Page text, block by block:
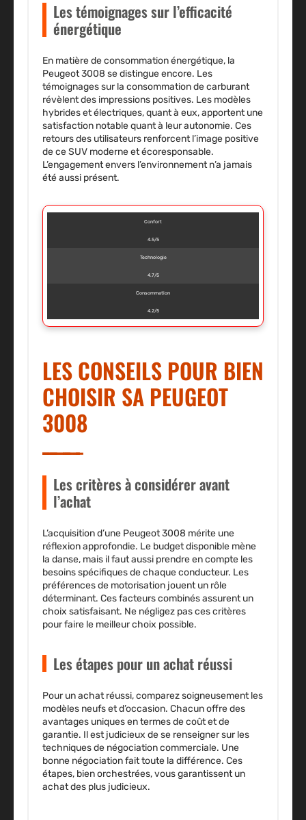
Les témoignages sur l’efficacité
énergétique
En matière de consommation énergétique, la
Peugeot 3008 se distingue encore. Les
témoignages sur la consommation de carburant
révèlent des impressions positives. Les modèles
hybrides et électriques,quant à eux, apportent une
satisfaction notable quant à leurautonomie. Ces
retours des utilisateurs renforcent l’image positive
de ce SUV moderne et écoresponsable.
L’engagement envers l’environnement n’a jamais
été aussi présent.
Confort
4.5/5
Technologie
4.7/5
Consommation
4.2/5
LES CONSEILS POUR BIEN
CHOISIR SA PEUGEOT
3008
Les critères à considérer avant
l’achat
L’acquisition d’une Peugeot 3008 mérite une
réflexion approfondie. Le budget disponible mène
la danse, mais il faut aussi prendre en compte les
besoins spécifiques de chaque conducteur. Les
préférences de motorisation jouent un rôle
déterminant. Ces facteurs combinés assurent un
choix satisfaisant. Ne négligez pas ces critères
pour faire le meilleur choix possible.
Les étapes pour un achat réussi
Pour un achat réussi, comparez soigneusement les
modèles neufs et d’occasion. Chacun offre des
avantages uniques en termes de coût et de
garantie. Il est judicieux de se renseigner surles
techniques de négociation commerciale. Une
bonne négociation fait toute la différence. Ces
étapes, bien orchestrées, vous garantissent un
achat des plus judicieux.